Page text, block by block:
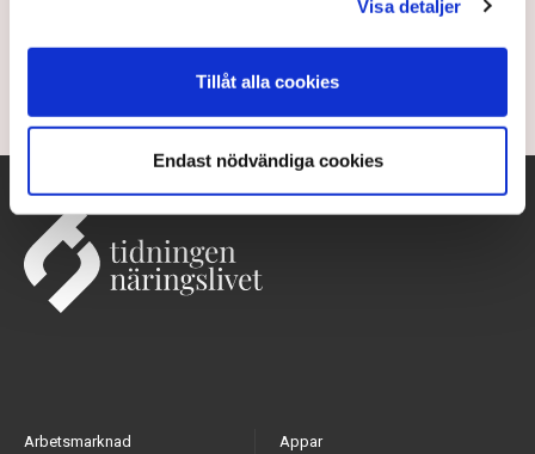
Visa detaljer
Tillåt alla cookies
Endast nödvändiga cookies
Arbetsmarknad
Appar